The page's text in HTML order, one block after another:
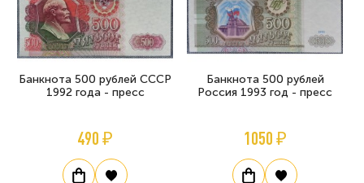
Банкнота 500 рублей СССР
1992 года - пресс
490 ₽
Банкнота 500 рублей
Россия 1993 год - пресс
1050 ₽